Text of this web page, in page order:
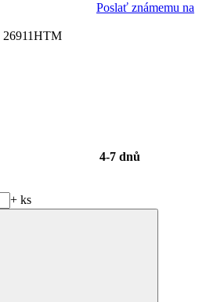
Poslať známemu na
26911HTM
4-7 dnů
+ ks